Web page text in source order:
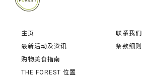
主页
最新活动及资讯
购物美食指南
THE FOREST 位置
联系我们
条款细则